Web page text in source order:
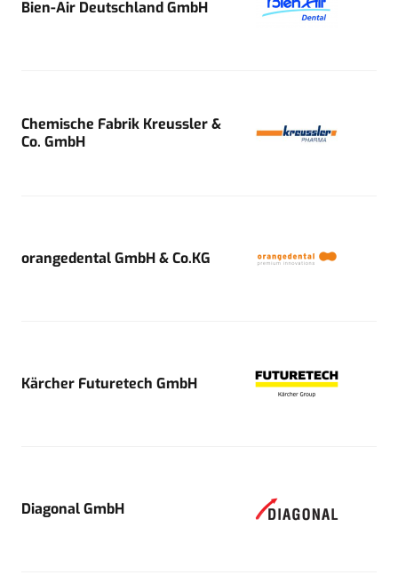
Bien-Air Deutschland GmbH
Chemische Fabrik Kreussler &
Co. GmbH
orangedental GmbH & Co.KG
Kärcher Futuretech GmbH
Diagonal GmbH